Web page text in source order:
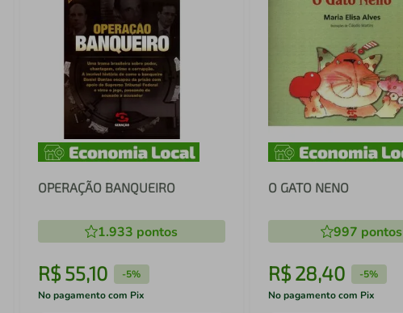
OPERAÇÃO BANQUEIRO
1.933 pontos
R$ 55,10 -5%
No pagamento com Pix
O GATO NENO
997 pontos
R$ 28,40 -5%
No pagamento com Pix